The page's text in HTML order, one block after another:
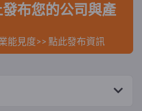
布您的公司與產
能見度>> 點此發布資訊